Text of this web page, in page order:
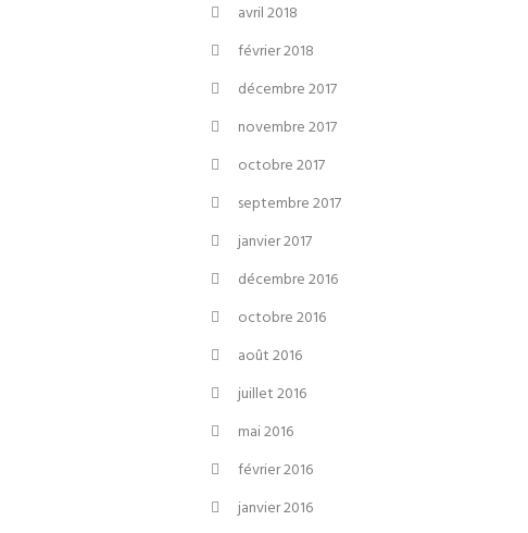
avril 2018
février 2018
décembre 2017
novembre 2017
octobre 2017
septembre 2017
janvier 2017
décembre 2016
octobre 2016
août 2016
juillet 2016
mai 2016
février 2016
janvier 2016